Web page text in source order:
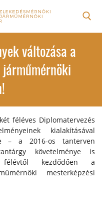
változása a
féléves Diplomatervezés
kialakításával
– a 2016-os tanterven
követelménye is
kezdődően a
mesterképzési